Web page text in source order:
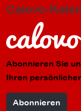
Calovo-
Abonnieren Sie
Ihren
Abonnieren